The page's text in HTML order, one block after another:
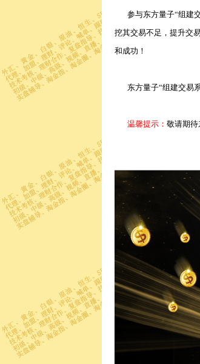
参与东方量子“组建交
挖其交易不足，提升交
和成功！
东方量子“组建交易系
温馨提示： 敬请期待